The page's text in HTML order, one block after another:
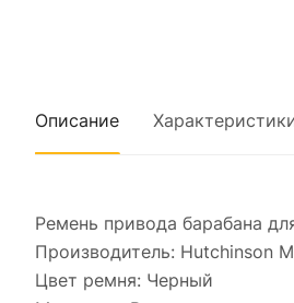
Описание
Ремень привода барабана
Производитель: Hutchinson
Цвет ремня: Черный